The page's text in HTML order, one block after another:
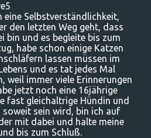
eine Selbstverständlichkeit,
den letzten Weg geht, dass
bin und es begleite bis zum
habe schon einige Katzen
lassen müssen im
und es tat jedes Mal
weil immer viele Erinnerungen
jetzt noch eine 16jährige
fast gleichaltrige Hündin und
soweit sein wird, bin ich auf
mit dabei und halte meine
bis zum Schluß.